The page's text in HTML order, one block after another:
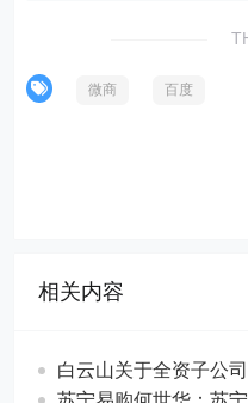
微商 百度
相关内容
白云山关于全资子公